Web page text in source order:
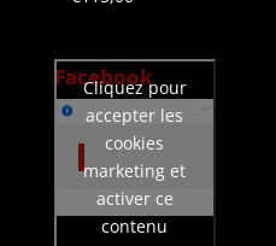
Facebook
Lt location
Cliquez pour
accepter les
cookies
marketing et
activer ce
contenu